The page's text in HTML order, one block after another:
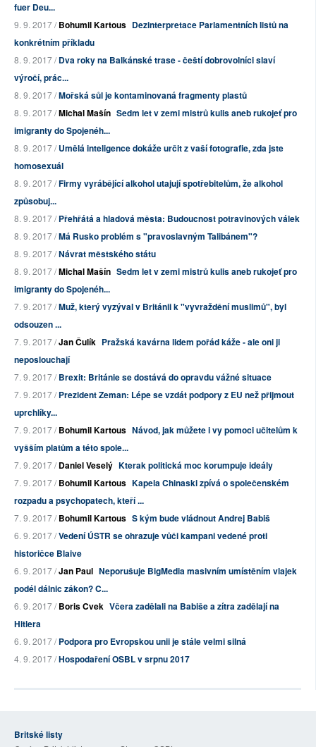
fuer Deu...
9. 9. 2017 /Bohumil Kartous Dezinterpretace Parlamentních listů na
konkrétním příkladu
8. 9. 2017 /Dva roky na Balkánské trase - čeští dobrovolníci slaví
výročí, prác...
8. 9. 2017 /Mořská sůl je kontaminovaná fragmenty plastů
8. 9. 2017 /Michal Mašín Sedm let v zemi mistrů kulis aneb rukojeť pro
imigranty do Spojenéh...
8. 9. 2017 /Umělá inteligence dokáže určit z vaší fotografie, zda jste
homosexuál
8. 9. 2017 /Firmy vyrábějící alkohol utajují spotřebitelům, že alkohol
způsobuj...
8. 9. 2017 /Přehřátá a hladová města: Budoucnost potravinových válek
8. 9. 2017 /Má Rusko problém s "pravoslavným Talibánem"?
8. 9. 2017 /Návrat městského státu
8. 9. 2017 /Michal Mašín Sedm let v zemi mistrů kulis aneb rukojeť pro
imigranty do Spojenéh...
7. 9. 2017 /Muž, který vyzýval v Británii k "vyvraždění muslimů", byl
odsouzen ...
7. 9. 2017 /Jan Čulík Pražská kavárna lidem pořád káže - ale oni ji
neposlouchají
7. 9. 2017 /Brexit: Británie se dostává do opravdu vážné situace
7. 9. 2017 /Prezident Zeman: Lépe se vzdát podpory z EU než přijmout
uprchlíky...
7. 9. 2017 /Bohumil Kartous Návod, jak můžete i vy pomoci učitelům k
vyšším platům a této spole...
7. 9. 2017 /Daniel Veselý Kterak politická moc korumpuje ideály
7. 9. 2017 /Bohumil Kartous Kapela Chinaski zpívá o společenském
rozpadu a psychopatech, kteří ...
7. 9. 2017 /Bohumil Kartous S kým bude vládnout Andrej Babiš
6. 9. 2017 /Vedení ÚSTR se ohrazuje vůči kampani vedené proti
historičce Blaive
6. 9. 2017 /Jan Paul Neporušuje BigMedia masivním umístěním vlajek
podél dálnic zákon? C...
6. 9. 2017 /Boris Cvek Včera zadělali na Babiše a zítra zadělají na
Hitlera
6. 9. 2017 /Podpora pro Evropskou unii je stále velmi silná
4. 9. 2017 /Hospodaření OSBL v srpnu 2017
Britské listy